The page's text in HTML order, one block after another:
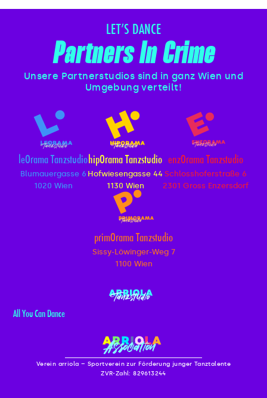
LET’S DANCE
Partners In Crime
Unsere Partnerstudios sind in ganz Wien und
Umgebung verteilt!
leOrama Tanzstudio
Blumauergasse 6
1020 Wien
hipOrama Tanzstudio
Hofwiesengasse 44
1130 Wien
enzOrama Tanzstudio
Schlosshoferstraße 6
2301 Gross Enzersdorf
primOrama Tanzstudio
Sissy-Löwinger-Weg 7
1100 Wien
All You Can Dance
Verein arriola – Sportverein zur Förderung junger Tanztalente
ZVR-Zahl: 829613244